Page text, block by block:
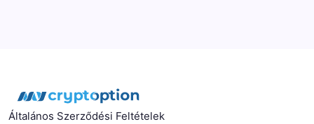
Általános Szerződési Feltételek